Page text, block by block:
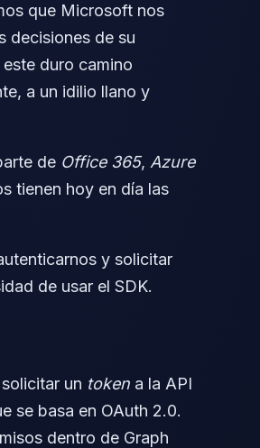
que Microsoft nos
decisiones de su
duro camino
a un idilio llano y
de Office 365, Azure
tienen hoy en día las
y solicitar
de usar el SDK.
un token a la API
se basa en OAuth 2.0.
dentro de Graph